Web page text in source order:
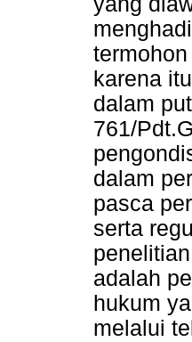
karena
dalam
761/
dalam
pasca
serta
adalah
hukum
melalui